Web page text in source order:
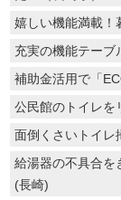
嬉しい機能満載！
充実の機能テーブ
補助金活用で「
公民館のトイレを
面倒くさいトイレ
給湯器の不具合を
(長崎)